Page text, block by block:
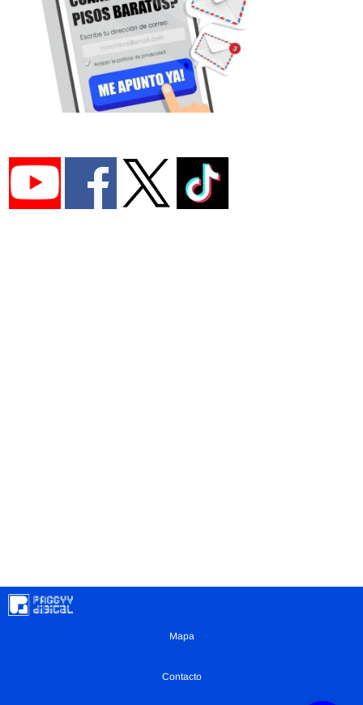
Mapa
Contacto